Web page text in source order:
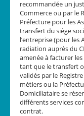
recommandée un
Commerce ou par le
Préfecture pour les
transfert du siège
l’entreprise (pour les
radiation auprès du
amenée à facturer
tant que le transfert
validés par le
métiers ou la
Domiciliataire se
différents services
contrat.